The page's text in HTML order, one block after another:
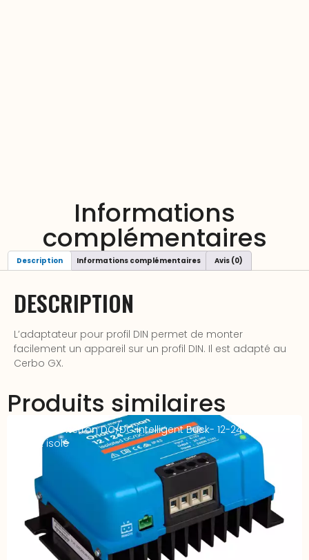
Informations
complémentaires
Description Informations complémentaires Avis (0)
DESCRIPTION
L’adaptateur pour profil DIN permet de monter
facilement un appareil sur un profil DIN. Il est adapté au
Cerbo GX.
Produits similaires
Chargeur Victron DC/DC intelligent Buck- 12-24V 15A
Smart isolé